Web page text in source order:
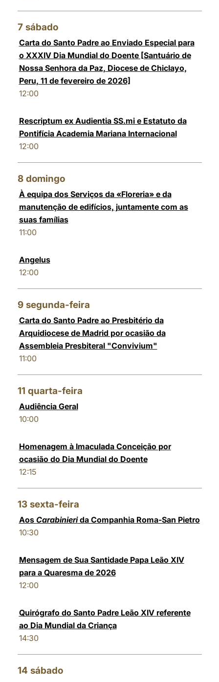
7 sábado
Carta do Santo Padre ao Enviado Especial para
o XXXIV Dia Mundial do Doente [Santuário de
Nossa Senhora da Paz, Diocese de Chiclayo,
Peru, 11 de fevereiro de 2026]
12:00
Rescriptum ex Audientia SS.mi e Estatuto da
Pontifícia Academia Mariana Internacional
12:00
8 domingo
À equipa dos Serviços da «Floreria» e da
manutenção de edifícios, juntamente com as
suas famílias
11:00
Angelus
12:00
9 segunda-feira
Carta do Santo Padre ao Presbitério da
Arquidiocese de Madrid por ocasião da
Assembleia Presbiteral "Convivium"
11:00
11 quarta-feira
Audiência Geral
10:00
Homenagem à Imaculada Conceição por
ocasião do Dia Mundial do Doente
12:15
13 sexta-feira
Aos Carabinierida Companhia Roma-San Pietro
10:30
Mensagem de Sua Santidade Papa Leão XIV
para a Quaresma de 2026
12:00
Quirógrafo do Santo Padre Leão XIV referente
ao Dia Mundial da Criança
14:30
14 sábado